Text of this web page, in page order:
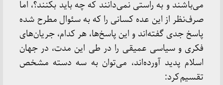
می‌باشند و به راستی نمی‌دانند که چه باید بکنند؟، اما
صرف‌نظر از این عده کسانی را که به سئوال مطرح شده
پاسخ جدی گفته‌اند و این پاسخ‌ها، هر کدام، جریان‌های
فکری و سیاسی عمیقی را در طی این مدت، در جهان
اسلام پدید آورده‌اند، می‌توان به سه دسته مشخص
تقسیم کرد: